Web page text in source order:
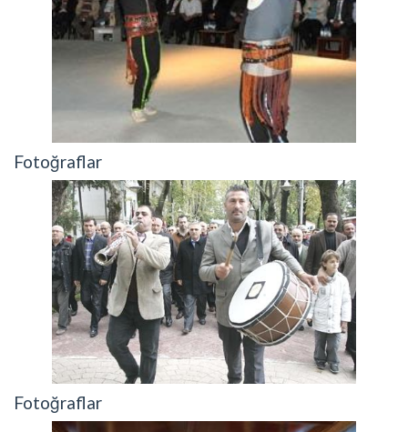
Fotoğraflar
Fotoğraflar